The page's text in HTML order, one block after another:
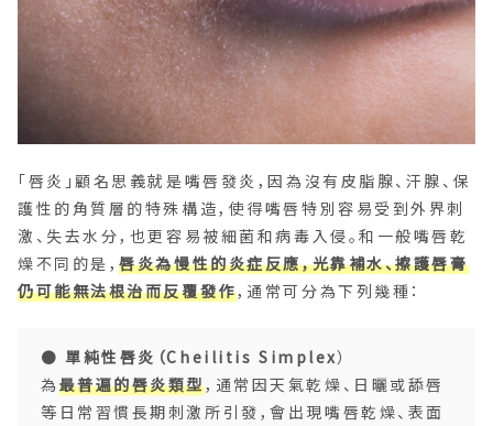
「唇炎」顧名思義就是嘴唇發炎，因為沒有皮脂腺、汗腺、保
護性的角質層的特殊構造，使得嘴唇特別容易受到外界刺
激、失去水分，也更容易被細菌和病毒入侵。和一般嘴唇乾
燥不同的是，唇炎為慢性的炎症反應，光靠補水、擦護唇膏
仍可能無法根治而反覆發作，通常可分為下列幾種：
●單純性唇炎（Cheilitis Simplex）
為最普遍的唇炎類型，通常因天氣乾燥、日曬或舔唇
等日常習慣長期刺激所引發，會出現嘴唇乾燥、表面